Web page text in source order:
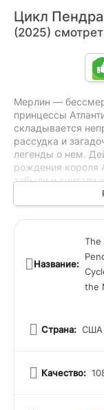
Цикл
(2025)
Мерлин —
принцессы
складывается
рассудка и
легенды о нем.
рождения короля
забыли и считали
неожиданно
Римской империи.
Название:
The
the
Страна: США
Качество: